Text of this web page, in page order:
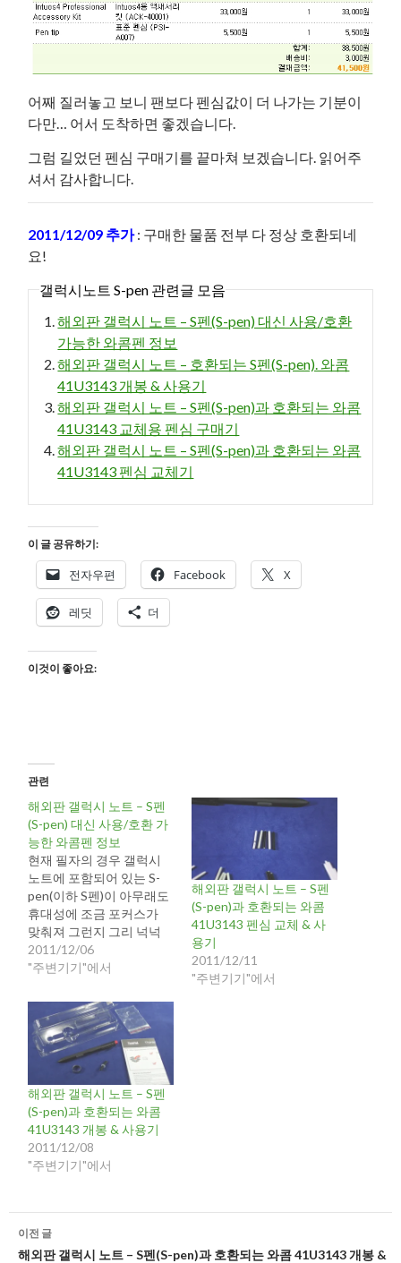
어째 질러놓고 보니 팬보다 펜심값이 더 나가는 기분이
다만… 어서 도착하면 좋겠습니다.
그럼 길었던 펜심 구매기를 끝마쳐 보겠습니다. 읽어주
셔서 감사합니다.
2011/12/09 추가: 구매한 물품 전부 다 정상 호환되네
요!
갤럭시노트 S-pen 관련글 모음
해외판 갤럭시 노트 – S펜(S-pen) 대신 사용/호환
가능한 와콤펜 정보
해외판 갤럭시 노트 – 호환되는 S펜(S-pen). 와콤
41U3143 개봉 & 사용기
해외판 갤럭시 노트 – S펜(S-pen)과 호환되는 와콤
41U3143 교체용 펜심 구매기
해외판 갤럭시 노트 – S펜(S-pen)과 호환되는 와콤
41U3143 펜심 교체기
이 글 공유하기:
전자우편 Facebook X
레딧 더
이것이 좋아요:
관련
해외판 갤럭시 노트 – S펜
(S-pen) 대신 사용/호환 가
능한 와콤펜 정보
현재 필자의 경우 갤럭시
노트에 포함되어 있는 S-
pen(이하 S펜)이 아무래도
휴대성에 조금 포커스가
맞춰져 그런지 그리 넉넉
하지 못한 싸이즈와 입력
이 인식이 가능한 기울기
금 불편함을 느끼고 있습
니다. 특히 필기시 인식 가
능한 기울기 경우는 사람
마다 글씨 입력(필기)시 펜
을 잡는 방법이 달라 이것
은 필자에게만 해당할수
있는 문제긴 한데, 필자의
경우 아주 고약한…
2011/12/06
"주변기기"에서
해외판 갤럭시 노트 – S펜
(S-pen)과 호환되는 와콤
41U3143 펜심 교체 & 사
용기
2011/12/11
"주변기기"에서
해외판 갤럭시 노트 – S펜
(S-pen)과 호환되는 와콤
41U3143 개봉 & 사용기
2011/12/08
"주변기기"에서
글
이전 글
해외판 갤럭시 노트 – S펜(S-pen)과 호환되는 와콤 41U3143 개봉 &